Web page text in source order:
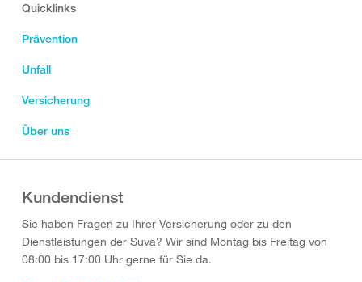
Quicklinks
Prävention
Unfall
Versicherung
Über uns
Kundendienst
Sie haben Fragen zu Ihrer Versicherung oder zu den
Dienstleistungen der Suva? Wir sind Montag bis Freitag von
08:00 bis 17:00 Uhr gerne für Sie da.